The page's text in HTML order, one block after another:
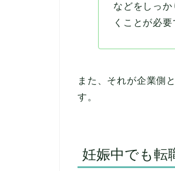
などをしっ
くことが必要
また、それが企業側
す。
妊娠中でも転